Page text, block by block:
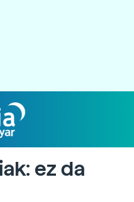
ez da